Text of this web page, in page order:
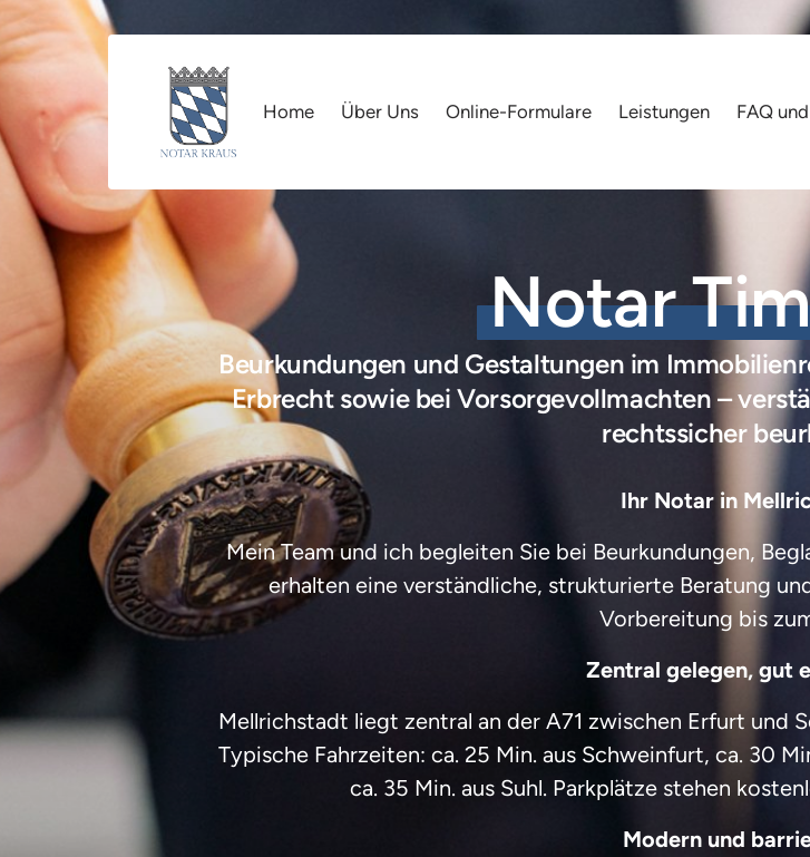
Home Über Uns Online-Formulare Leistungen FAQ
Notar
Beurkundungen und Gestaltungen im
Erbrecht sowie bei Vorsorgevollmachten –
Ihr Notar in
Mein Team und ich begleiten Sie bei Beurkundungen,
erhalten eine verständliche, strukturierte Beratung
Vorbereitung bis
Zentral gelegen, gut
Mellrichstadt liegt zentral an der A71 zwischen Erfurt und
Typische Fahrzeiten: ca. 25 Min. aus Schweinfurt, ca. 30
ca. 35 Min. aus Suhl. Parkplätze stehen
Modern und